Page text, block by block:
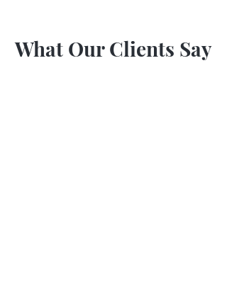
What Our Clients Say